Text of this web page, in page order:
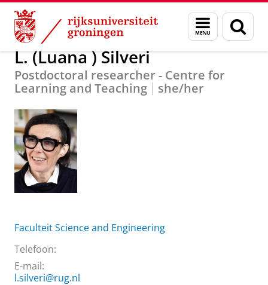
Skip
Content
Skip
Navigation
Menu
en
zoeken
Over ons L. (Luana ) Silveri
L. (Luana ) Silveri
Postdoctoral researcher - Centre for
Learning and Teaching
she/her
Faculteit Science and Engineering
Telefoon:
E-mail:
l.silveri@rug.nl